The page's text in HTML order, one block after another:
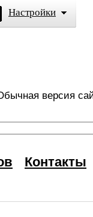
Настройки
версия
Контакты